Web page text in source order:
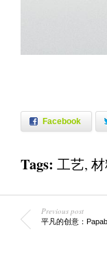
Facebook
Tags: 工艺,
Previous post
平凡的创意：